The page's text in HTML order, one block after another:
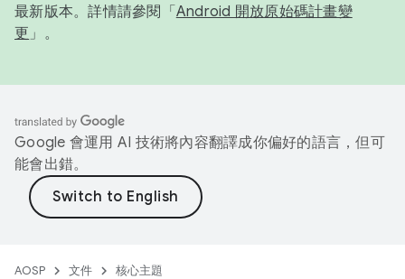
最新版本。詳情請參閱「 Android 開放原始碼計畫變
更 」。
Google 會運用 AI 技術將內容翻譯成你偏好的語言，但可
能會出錯。
AOSP 文件 核心主題